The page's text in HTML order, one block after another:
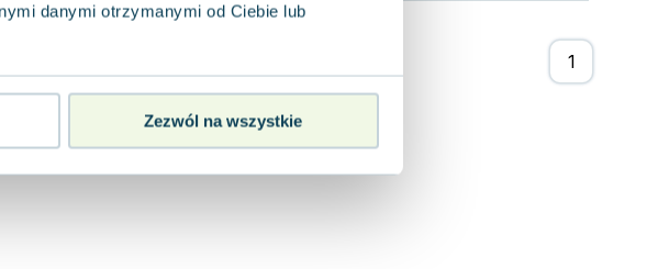
danymi otrzymanymi od Ciebie lub
Zezwól na wszystkie